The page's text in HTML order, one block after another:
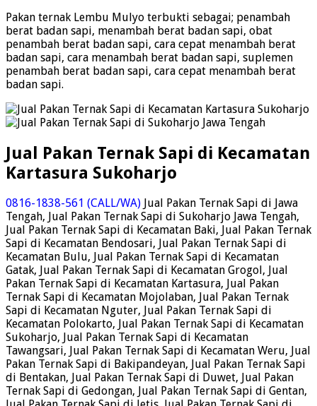
Pakan ternak Lembu Mulyo terbukti sebagai; penambah
berat badan sapi, menambah berat badan sapi, obat
penambah berat badan sapi, cara cepat menambah berat
badan sapi, cara menambah berat badan sapi, suplemen
penambah berat badan sapi, cara cepat menambah berat
badan sapi.
Jual Pakan Ternak Sapi di Kecamatan
Kartasura Sukoharjo
0816-1838-561 (CALL/WA) Jual Pakan Ternak Sapi di Jawa
Tengah, Jual Pakan Ternak Sapi di Sukoharjo Jawa Tengah,
Jual Pakan Ternak Sapi di Kecamatan Baki, Jual Pakan Ternak
Sapi di Kecamatan Bendosari, Jual Pakan Ternak Sapi di
Kecamatan Bulu, Jual Pakan Ternak Sapi di Kecamatan
Gatak, Jual Pakan Ternak Sapi di Kecamatan Grogol, Jual
Pakan Ternak Sapi di Kecamatan Kartasura, Jual Pakan
Ternak Sapi di Kecamatan Mojolaban, Jual Pakan Ternak
Sapi di Kecamatan Nguter, Jual Pakan Ternak Sapi di
Kecamatan Polokarto, Jual Pakan Ternak Sapi di Kecamatan
Sukoharjo, Jual Pakan Ternak Sapi di Kecamatan
Tawangsari, Jual Pakan Ternak Sapi di Kecamatan Weru, Jual
Pakan Ternak Sapi di Bakipandeyan, Jual Pakan Ternak Sapi
di Bentakan, Jual Pakan Ternak Sapi di Duwet, Jual Pakan
Ternak Sapi di Gedongan, Jual Pakan Ternak Sapi di Gentan,